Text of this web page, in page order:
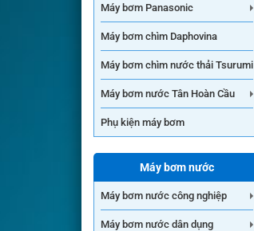
Máy bơm Panasonic
Máy bơm chìm Daphovina
Máy bơm chìm nước thải Tsurumi
Máy bơm nước Tân Hoàn Cầu
Phụ kiện máy bơm
Máy bơm nước
Máy bơm nước công nghiệp
Máy bơm nước dân dụng